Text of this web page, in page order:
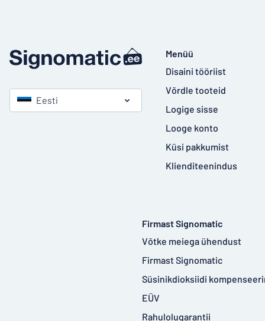
Eesti
Menüü
Disaini tööriist
Võrdle tooteid
Logige sisse
Looge konto
Küsi pakkumist
Klienditeenindus
Firmast Signomatic
Võtke meiega ühendust
Firmast Signomatic
Süsinikdioksiidi
EÜV
Rahulolugarantii